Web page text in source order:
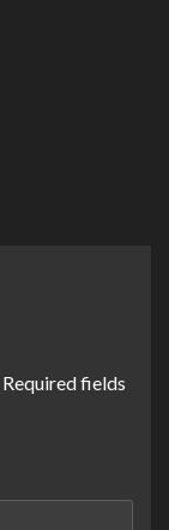
Required fields